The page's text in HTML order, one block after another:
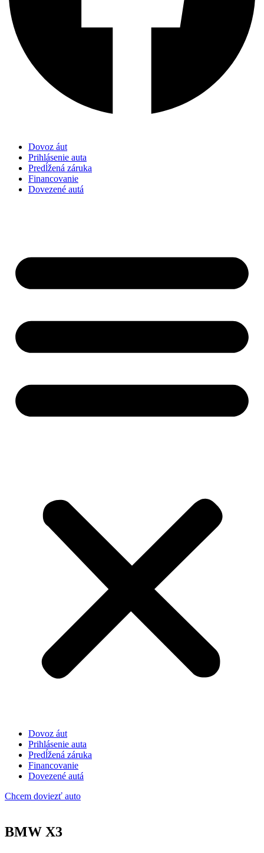
Dovoz áut
Prihlásenie auta
Predĺžená záruka
Financovanie
Dovezené autá
Dovoz áut
Prihlásenie auta
Predĺžená záruka
Financovanie
Dovezené autá
Chcem doviezť auto
BMW X3